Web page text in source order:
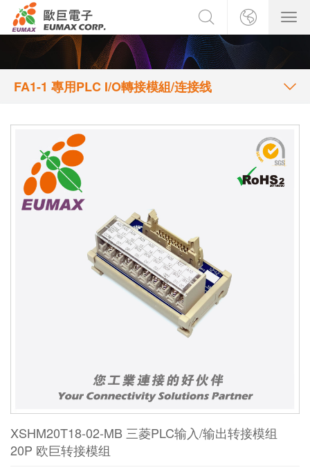
FA1-1 專用PLC I/O轉接模組/连接线
XSHM20T18-02-MB 三菱PLC输入/输出转接模组
20P 欧巨转接模组